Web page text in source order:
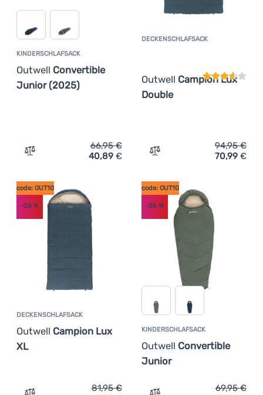
KINDERSCHLAFSACK
Outwell Convertible
Junior (2025)
Zum Vergleich 'Kinderschlafsack Outwell Convertible
66,95€
40,89 €
DECKENSCHLAFSACK
Outwell Campion Lux
Double
Zum Vergleich
94,95€
70,99 €
DECKENSCHLAFSACK
Outwell Campion Lux
XL
code: OUT10
-26 %
81,95€
KINDERSCHLAFSACK
Outwell Convertible
Junior
code: OUT10
-26%
69,95€